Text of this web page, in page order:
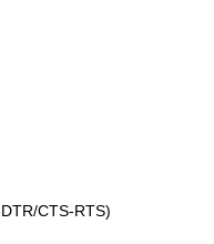
CTS-RTS)